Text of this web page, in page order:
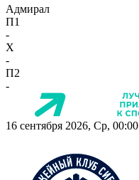
Адмирал
П1
-
X
-
П2
-
16 сентября 2026, Ср, 00:00